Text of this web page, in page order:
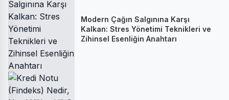
Modern Çağın Salgınına Karşı
Kalkan: Stres Yönetimi Teknikleri ve
Zihinsel Esenliğin Anahtarı